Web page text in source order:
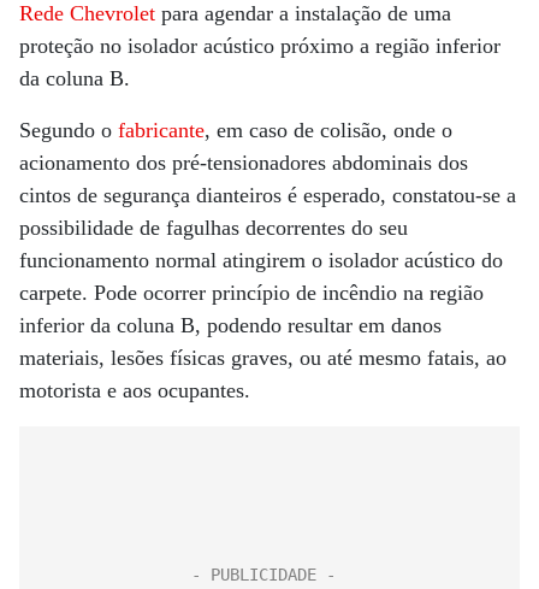
Rede Chevrolet para agendar a instalação de uma
proteção no isolador acústico próximo a região inferior
da coluna B.
Segundo o fabricante, em caso de colisão, onde o
acionamento dos pré-tensionadores abdominais dos
cintos de segurança dianteiros é esperado, constatou-se a
possibilidade de fagulhas decorrentes do seu
funcionamento normal atingirem o isolador acústico do
carpete. Pode ocorrer princípio de incêndio na região
inferior da coluna B, podendo resultar em danos
materiais, lesões físicas graves, ou até mesmo fatais, ao
motorista e aos ocupantes.